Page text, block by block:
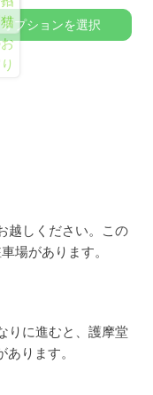
オプションを選択
越しください。この
場があります。
りに進むと、護摩堂
ります。